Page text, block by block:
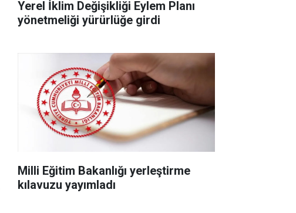
Yerel İklim Değişikliği Eylem Planı
yönetmeliği yürürlüğe girdi
Milli Eğitim Bakanlığı yerleştirme
kılavuzu yayımladı